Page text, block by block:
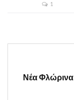
1
Νέα Φλώρινα